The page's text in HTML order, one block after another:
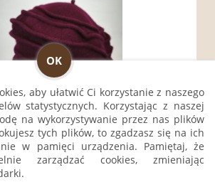
new wool przeszywany kręcony
0533544 / r.54-57 cm bordo
aby ułatwić Ci korzystanie z naszego
statystycznych. Korzystając z naszej
na wykorzystywanie przez nas plików
tych plików, to zgadzasz się na ich
w pamięci urządzenia. Pamiętaj, że
zarządzać cookies, zmieniając
OK